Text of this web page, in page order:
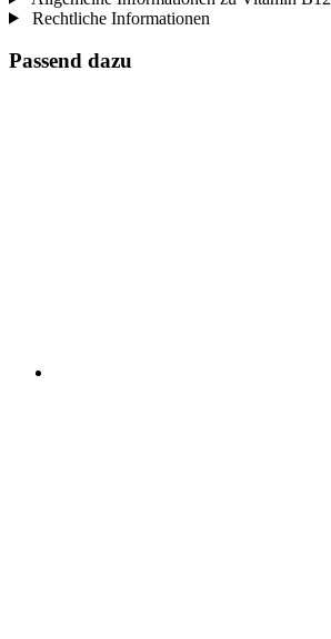
Rechtliche Informationen
Passend dazu